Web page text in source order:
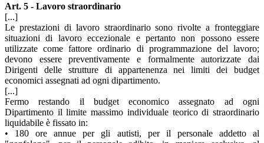
Art. 5 - Lavoro straordinario
[...]
Le prestazioni di lavoro straordinario sono rivolte a fronteggiare
situazioni di lavoro eccezionale e pertanto non possono essere
utilizzate come fattore ordinario di programmazione del lavoro;
devono essere preventivamente e formalmente autorizzate dai
Dirigenti delle strutture di appartenenza nei limiti dei budget
economici assegnati ad ogni dipartimento.
[...]
Fermo restando il budget economico assegnato ad ogni
Dipartimento il limite massimo individuale teorico di straordinario
liquidabile è fissato in:
• 180 ore annue per gli autisti, per il personale addetto al